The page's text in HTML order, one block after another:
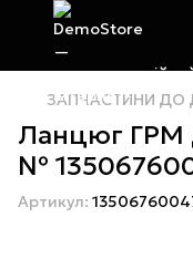
ЗАПЧАСТИНИ ДО
Ланцюг ГРМ
№
Артикул: